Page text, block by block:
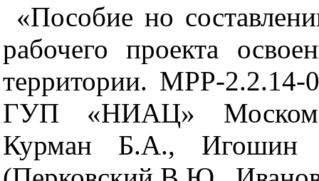
«Пособие но
рабочего проекта
территории. МРР-2.2.14-
ГУП «НИАЦ»
Курман Б.А.,